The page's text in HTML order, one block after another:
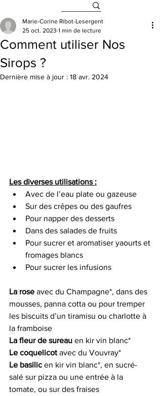
Comment utiliser Nos
Sirops ?
Marie-Corine Ribot-Lesergent
25 oct. 2023 1 min de lecture
Dernière mise à jour : 18 avr. 2024
Les diverses utilisations :
Avec de l’eau plate ou gazeuse
Sur des crêpes ou des gaufres
Pour napper des desserts
Dans des salades de fruits
Pour sucrer et aromatiser yaourts et
fromages blancs
Pour sucrer les infusions
La rose avec du Champagne*, dans des
mousses, panna cotta ou pour tremper
les biscuits d’un tiramisu ou charlotte à
la framboise
La fleur de sureau en kir vin blanc*
Le coquelicot avec du Vouvray*
Le basilic en kir vin blanc*, en sucré-
salé sur pizza ou une entrée à la
tomate, ou sur des fraises